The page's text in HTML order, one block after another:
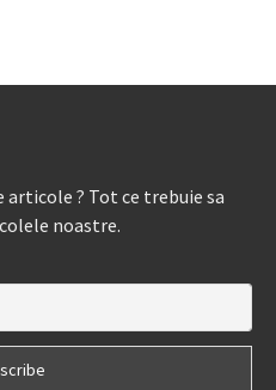
? Tot ce trebuie sa
noastre.